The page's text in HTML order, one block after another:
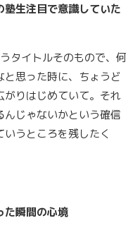
生注目で意識していた
タイトルそのもので、何
思った時に、ちょうど
りはじめていて。それ
じゃないかという確信
うところを残したく
た瞬間の心境